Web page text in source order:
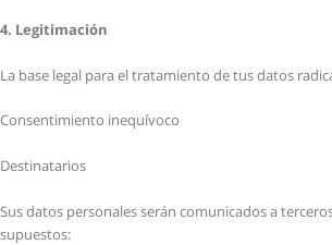
4. Legitimación
La base legal para el tratamiento de tus datos
Consentimiento inequívoco
Destinatarios
Sus datos personales serán comunicados a
supuestos: